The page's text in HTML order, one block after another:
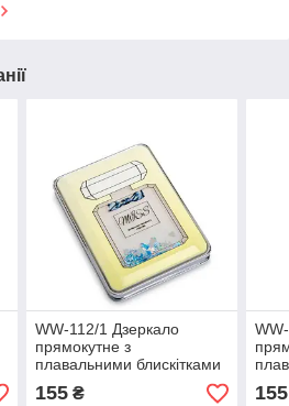
WW-112/1 Дзеркало
прямокутне з
плавальними блискітками
"Парфум"
155₴ 155